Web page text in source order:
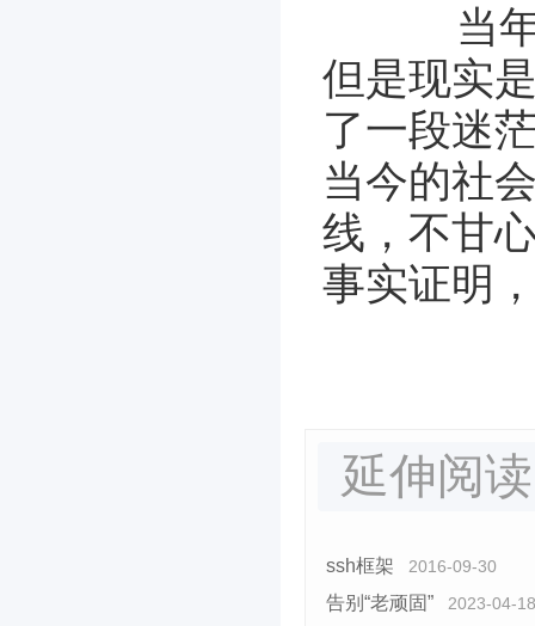
当
但是现实
了一段迷
当今的社
线，不甘
事实证明
延伸阅读
ssh框架 2016-09-30
告别“老顽固” 2023-04-18